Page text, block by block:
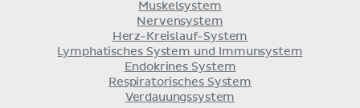
Muskelsystem
Nervensystem
Herz-Kreislauf-System
Lymphatisches System und Immunsystem
Endokrines System
Respiratorisches System
Verdauungssystem